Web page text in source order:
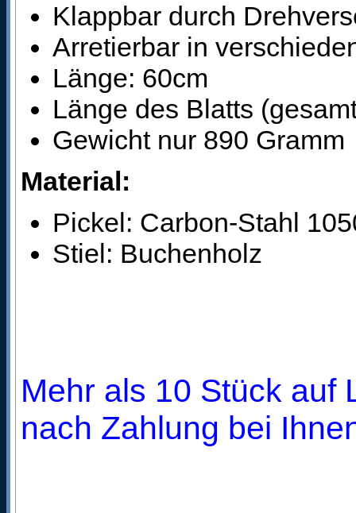
Klappbar durch
Arretierbar in
Länge: 60cm
Länge des Blatts
Gewicht nur 890 Gramm
Material:
Pickel: Carbon-Stahl
Stiel: Buchenholz
Mehr als 10 Stück auf
nach Zahlung bei